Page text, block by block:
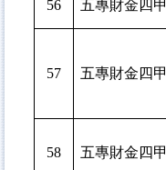
56 五專財金四甲
57 五專財金四甲
58 五專財金四甲